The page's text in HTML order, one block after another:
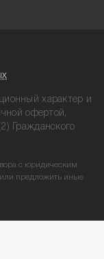
характер и
офертой,
Гражданского
с юридическим
предложить иные